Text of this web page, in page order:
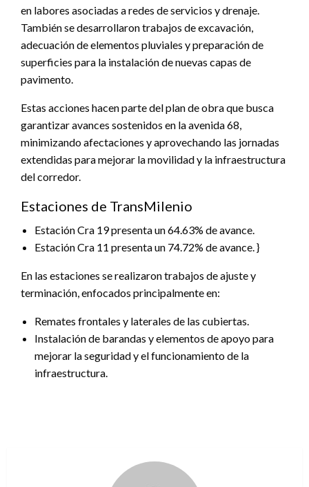
en labores asociadas a redes de servicios y drenaje.
También se desarrollaron trabajos de excavación,
adecuación de elementos pluviales y preparación de
superficies para la instalación de nuevas capas de
pavimento.
Estas acciones hacen parte del plan de obra que busca
garantizar avances sostenidos en la avenida 68,
minimizando afectaciones y aprovechando las jornadas
extendidas para mejorar la movilidad y la infraestructura
del corredor.
Estaciones de TransMilenio
Estación Cra 19 presenta un 64.63% de avance.
Estación Cra 11 presenta un 74.72% de avance. }
En las estaciones se realizaron trabajos de ajuste y
terminación, enfocados principalmente en:
Remates frontales y laterales de las cubiertas.
Instalación de barandas y elementos de apoyo para
mejorar la seguridad y el funcionamiento de la
infraestructura.